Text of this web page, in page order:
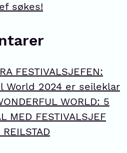
søkes!
FESTIVALSJEFEN:
World 2024 er seileklar
WORLD: 5
MED FESTIVALSJEF